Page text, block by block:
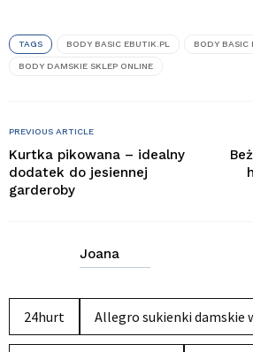
TAGS BODY BASIC EBUTIK.PL BODY BASIC
BODY DAMSKIE SKLEP ONLINE
PREVIOUS ARTICLE
Kurtka pikowana – idealny
dodatek do jesiennej
garderoby
Joana
24hurt Allegro sukienki damskie